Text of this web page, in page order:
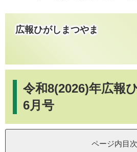
す
し
広報ひがしまつやま
令和8(2026)年広報
6月号
ページ内目次